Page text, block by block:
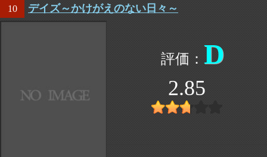
10 デイズ～かけがえのない日々～
D
2.85